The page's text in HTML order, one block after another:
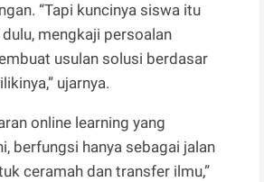
“Tapi kuncinya siswa itu
mengkaji persoalan
usulan solusi berdasar
ujarnya.
online learning yang
berfungsi hanya sebagai jalan
ceramah dan transfer ilmu,”